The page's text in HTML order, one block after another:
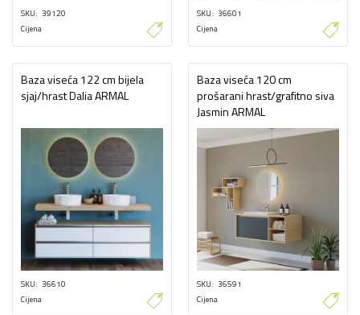
SKU 39120
Cijena
SKU 36601
Cijena
Baza viseća 122 cm bijela
sjaj/hrast Dalia ARMAL
SKU 36610
Cijena
Baza viseća 120 cm
prošarani hrast/grafitno siva
Jasmin ARMAL
SKU 36591
Cijena